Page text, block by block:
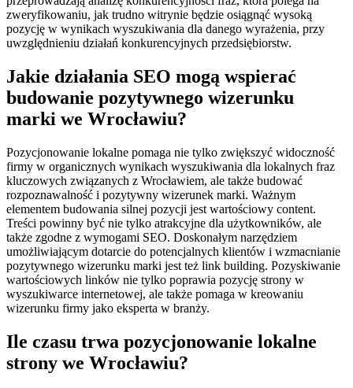
zweryfikowaniu, jak trudno witrynie będzie osiągnąć wysoką
pozycję w wynikach wyszukiwania dla danego wyrażenia, przy
uwzględnieniu działań konkurencyjnych przedsiębiorstw.
Jakie działania SEO mogą wspierać
budowanie pozytywnego wizerunku
marki we Wrocławiu?
Pozycjonowanie lokalne pomaga nie tylko zwiększyć widoczność
firmy w organicznych wynikach wyszukiwania dla lokalnych fraz
kluczowych związanych z Wrocławiem, ale także budować
rozpoznawalność i pozytywny wizerunek marki. Ważnym
elementem budowania silnej pozycji jest wartościowy content.
Treści powinny być nie tylko atrakcyjne dla użytkowników, ale
także zgodne z wymogami SEO. Doskonałym narzędziem
umożliwiającym dotarcie do potencjalnych klientów i wzmacnianie
pozytywnego wizerunku marki jest też link building. Pozyskiwanie
wartościowych linków nie tylko poprawia pozycję strony w
wyszukiwarce internetowej, ale także pomaga w kreowaniu
wizerunku firmy jako eksperta w branży.
Ile czasu trwa pozycjonowanie lokalne
strony we Wrocławiu?